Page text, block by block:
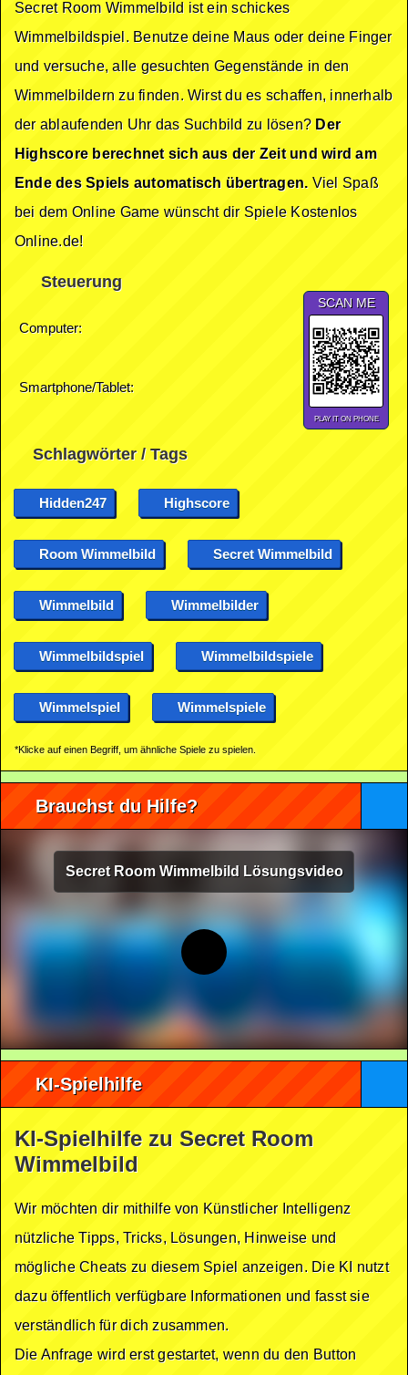
Secret Room Wimmelbild ist ein schickes
Wimmelbildspiel. Benutze deine Maus oder deine Finger
und versuche, alle gesuchten Gegenstände in den
Wimmelbildern zu finden. Wirst du es schaffen, innerhalb
der ablaufenden Uhr das Suchbild zu lösen? Der
Highscore berechnet sich aus der Zeit und wird am
Ende des Spiels automatisch übertragen. Viel Spaß
bei dem Online Game wünscht dir Spiele Kostenlos
Online.de!
Steuerung
Computer:
Smartphone/Tablet:
SCAN ME
PLAY IT ON PHONE
Schlagwörter / Tags
Hidden247 Highscore
Room Wimmelbild Secret Wimmelbild
Wimmelbild Wimmelbilder
Wimmelbildspiel Wimmelbildspiele
Wimmelspiel Wimmelspiele
*Klicke auf einen Begriff, um ähnliche Spiele zu spielen.
Brauchst du Hilfe?
Secret Room Wimmelbild Lösungsvideo
KI-Spielhilfe
KI-Spielhilfe zu Secret Room
Wimmelbild
Wir möchten dir mithilfe von Künstlicher Intelligenz
nützliche Tipps, Tricks, Lösungen, Hinweise und
mögliche Cheats zu diesem Spiel anzeigen. Die KI nutzt
dazu öffentlich verfügbare Informationen und fasst sie
verständlich für dich zusammen.
Die Anfrage wird erst gestartet, wenn du den Button